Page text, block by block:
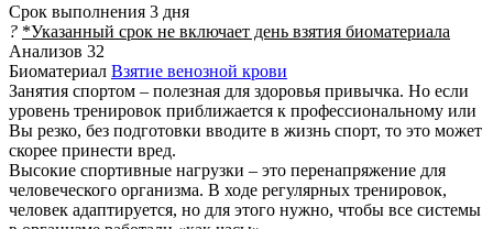
Срок выполнения 3 дня
? *Указанный срок не включает день взятия биоматериала
Анализов 32
Биоматериал Взятие венозной крови
Занятия спортом – полезная для здоровья привычка. Но если
уровень тренировок приближается к профессиональному или
Вы резко, без подготовки вводите в жизнь спорт, то это может
скорее принести вред.
Высокие спортивные нагрузки – это перенапряжение для
человеческого организма. В ходе регулярных тренировок,
человек адаптируется, но для этого нужно, чтобы все системы